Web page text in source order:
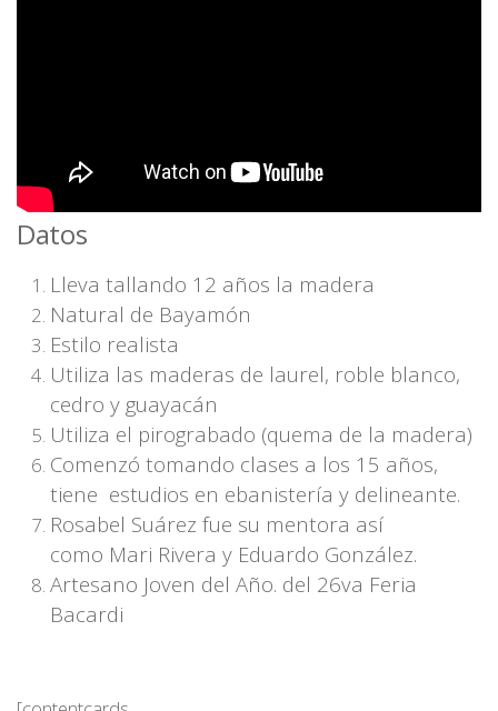
Datos
Lleva tallando 12 años la madera
Natural de Bayamón
Estilo realista
Utiliza las maderas de laurel, roble blanco,
cedro y guayacán
Utiliza el pirograbado (quema de la madera)
Comenzó tomando clases a los 15 años,
tiene estudios en ebanistería y delineante.
Rosabel Suárez fue su mentora así
como Mari Rivera y Eduardo González.
Artesano Joven del Año. del 26va Feria
Bacardi